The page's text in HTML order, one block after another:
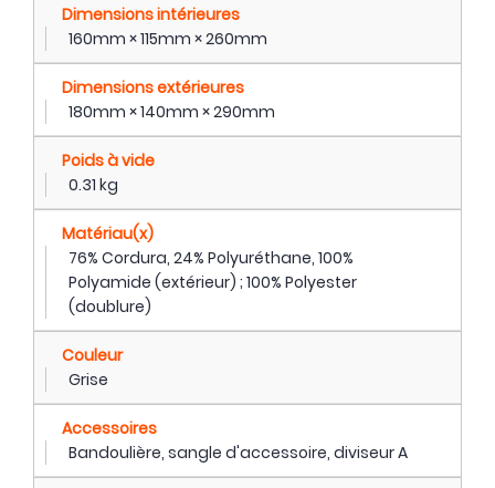
Dimensions intérieures
160mm × 115mm × 260mm
Dimensions extérieures
180mm × 140mm × 290mm
Poids à vide
0.31 kg
Matériau(x)
76% Cordura, 24% Polyuréthane, 100%
Polyamide (extérieur) ; 100% Polyester
(doublure)
Couleur
Grise
Accessoires
Bandoulière, sangle d'accessoire, diviseur A